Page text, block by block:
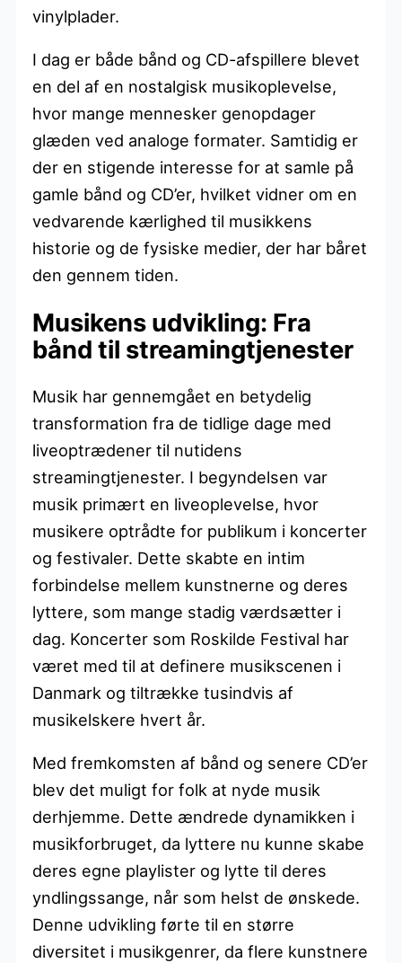
vinylplader.
I dag er både bånd og CD-afspillere blevet
en del af en nostalgisk musikoplevelse,
hvor mange mennesker genopdager
glæden ved analoge formater. Samtidig er
der en stigende interesse for at samle på
gamle bånd og CD’er, hvilket vidner om en
vedvarende kærlighed til musikkens
historie og de fysiske medier, der har båret
den gennem tiden.
Musikens udvikling: Fra
bånd til streamingtjenester
Musik har gennemgået en betydelig
transformation fra de tidlige dage med
liveoptrædener til nutidens
streamingtjenester. I begyndelsen var
musik primært en liveoplevelse, hvor
musikere optrådte for publikum i koncerter
og festivaler. Dette skabte en intim
forbindelse mellem kunstnerne og deres
lyttere, som mange stadig værdsætter i
dag. Koncerter som Roskilde Festival har
været med til at definere musikscenen i
Danmark og tiltrække tusindvis af
musikelskere hvert år.
Med fremkomsten af bånd og senere CD’er
blev det muligt for folk at nyde musik
derhjemme. Dette ændrede dynamikken i
musikforbruget, da lyttere nu kunne skabe
deres egne playlister og lytte til deres
yndlingssange, når som helst de ønskede.
Denne udvikling førte til en større
diversitet i musikgenrer, da flere kunstnere